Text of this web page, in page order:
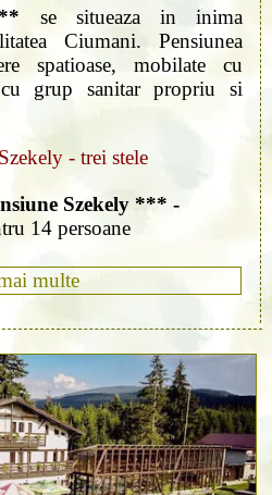
se situeaza in inima
Ciumani. Pensiunea
spatioase, mobilate cu
grup sanitar propriu si
- trei stele
Szekely *** -
14 persoane
multe